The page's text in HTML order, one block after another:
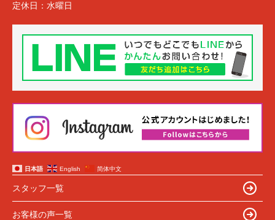
定休日： 水曜日
日本語 English 简体中文
スタッフ一覧
お客様の声一覧